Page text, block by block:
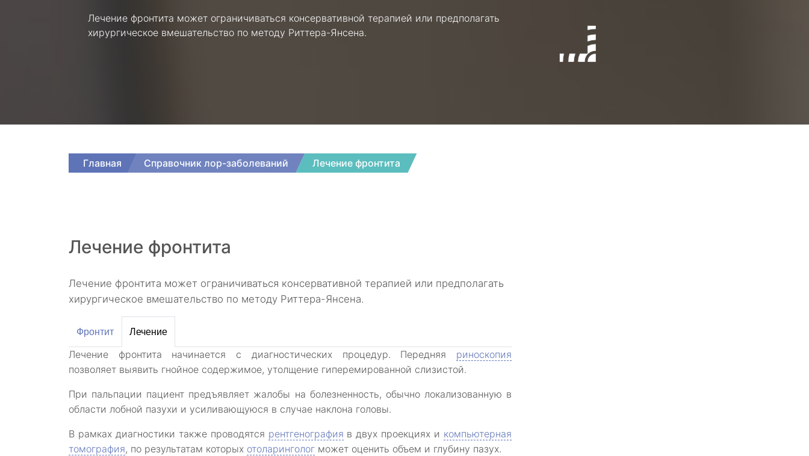
Лечение фронтита может ограничиваться консервативной терапией или предполагать
хирургическое вмешательство по методу Риттера-Янсена.
Главная Справочник лор-заболеваний Лечение фронтита
Лечение фронтита
Лечение фронтита может ограничиваться консервативной терапией или предполагать
хирургическое вмешательство по методу Риттера-Янсена.
Фронтит Лечение
Лечение фронтита начинается с диагностических процедур. Передняя риноскопия
позволяет выявить гнойное содержимое, утолщение гиперемированной слизистой.
При пальпации пациент предъявляет жалобы на болезненность, обычно локализованную в
области лобной пазухи и усиливающуюся в случае наклона головы.
В рамках диагностики также проводятся рентгенография в двух проекциях и компьютерная
томография, по результатам которых отоларинголог может оценить объем и глубину пазух.